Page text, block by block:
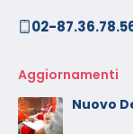
02-
Aggiornamenti
Nuovo